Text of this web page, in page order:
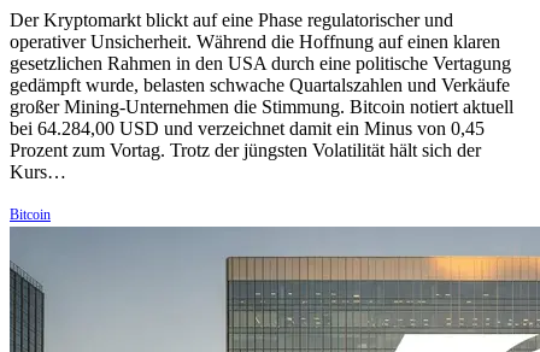
Der Kryptomarkt blickt auf eine Phase regulatorischer und
operativer Unsicherheit. Während die Hoffnung auf einen klaren
gesetzlichen Rahmen in den USA durch eine politische Vertagung
gedämpft wurde, belasten schwache Quartalszahlen und Verkäufe
großer Mining-Unternehmen die Stimmung. Bitcoin notiert aktuell
bei 64.284,00 USD und verzeichnet damit ein Minus von 0,45
Prozent zum Vortag. Trotz der jüngsten Volatilität hält sich der
Kurs…
Bitcoin